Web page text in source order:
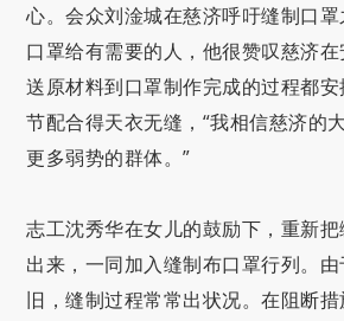
心。会众刘淦城在慈济呼吁缝制口
口罩给有需要的人，他很赞叹慈济
送原材料到口罩制作完成的过程都
节配合得天衣无缝，“我相信慈济的
更多弱势的群体。”
志工沈秀华在女儿的鼓励下，重新
出来，一同加入缝制布口罩行列。
旧，缝制过程常常出状况。在阻断